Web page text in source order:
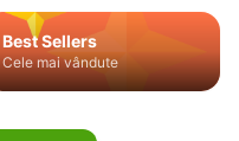
Best Sellers
Cele mai vândute